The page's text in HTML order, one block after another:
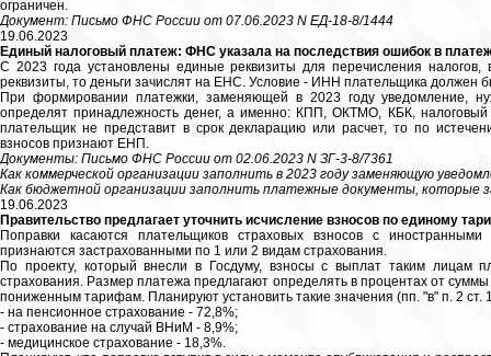
ограничен.
Документ: Письмо ФНС России от 07.06.2023 N ЕД-18-8/1444
19.06.2023
Единый налоговый платеж: ФНС указала на последствия ошибок в
С 2023 года установлены единые реквизиты для перечисления
реквизиты, то деньги зачислят на ЕНС. Условие - ИНН плательщика должен
При формировании платежки, заменяющей в 2023 году уведомление,
определят принадлежность денег, а именно: КПП, ОКТМО, КБК, налоговый
плательщик не представит в срок декларацию или расчет, то по
взносов признают ЕНП.
Документы: Письмо ФНС России от 02.06.2023 N ЗГ-3-8/7361
Как коммерческой организации заполнить в 2023 году заменяющую
Как бюджетной организации заполнить платежные документы, которые
19.06.2023
Правительство предлагает уточнить исчисление взносов по единому
Поправки касаются плательщиков страховых взносов с
признаются застрахованными по 1 или 2 видам страхования.
По проекту, который внесли в Госдуму, взносы с выплат таким лицам
страхования. Размер платежа предлагают определять в процентах от
пониженным тарифам. Планируют установить такие значения (пп. "в" п. 2 ст.
- на пенсионное страхование - 72,8%;
- страхование на случай ВНиМ - 8,9%;
- медицинское страхование - 18,3%.